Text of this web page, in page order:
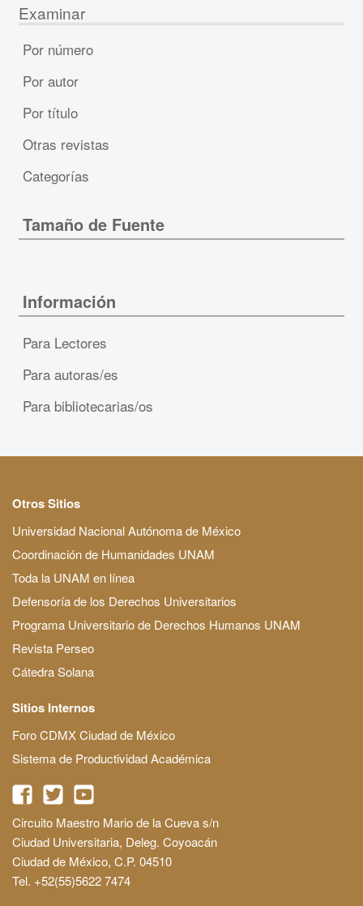
Examinar
Por número
Por autor
Por título
Otras revistas
Categorías
Tamaño de Fuente
Información
Para Lectores
Para autoras/es
Para bibliotecarias/os
Otros Sitios
Universidad Nacional Autónoma de México
Coordinación de Humanidades UNAM
Toda la UNAM en línea
Defensoría de los Derechos Universitarios
Programa Universitario de Derechos Humanos UNAM
Revista Perseo
Cátedra Solana
Sitios Internos
Foro CDMX Ciudad de México
Sistema de Productividad Académica
Circuito Maestro Mario de la Cueva s/n
Ciudad Universitaria, Deleg. Coyoacán
Ciudad de México, C.P. 04510
Tel. +52(55)5622 7474